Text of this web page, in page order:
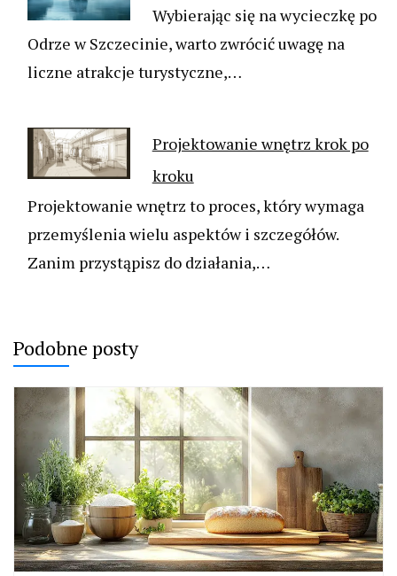
Wybierając się na wycieczkę po
Odrze w Szczecinie, warto zwrócić uwagę na
liczne atrakcje turystyczne,…
Projektowanie wnętrz krok po
kroku
Projektowanie wnętrz to proces, który wymaga
przemyślenia wielu aspektów i szczegółów.
Zanim przystąpisz do działania,…
Podobne posty